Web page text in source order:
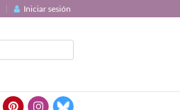
Iniciar sesión